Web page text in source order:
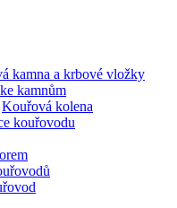
kamna a krbové vložky
kamnům
Kouřová kolena
kouřovodu